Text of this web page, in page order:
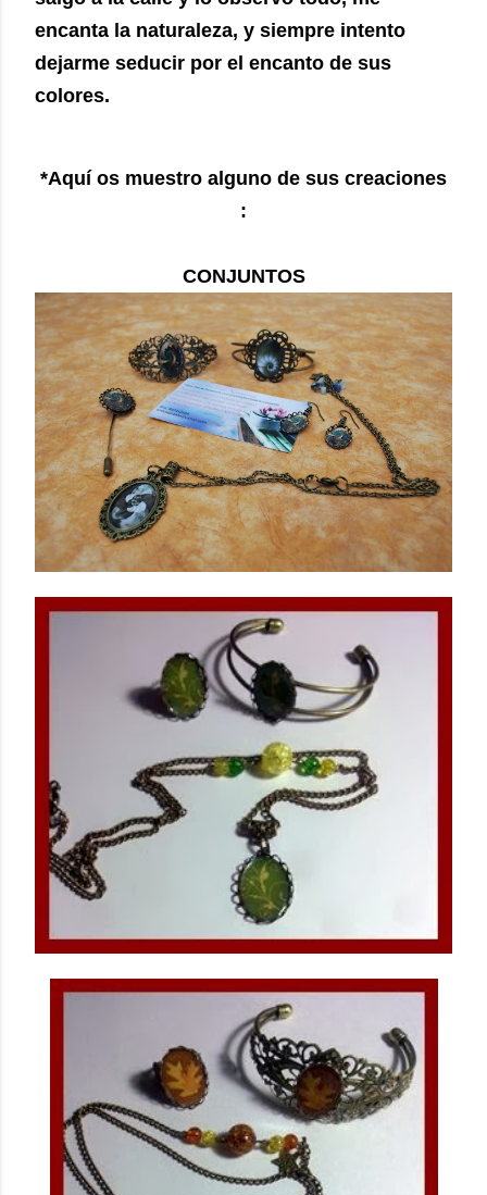
encanta la naturaleza, y siempre intento
dejarme seducir por el encanto de sus
colores.
*Aquí os muestro alguno de sus creaciones
:
CONJUNTOS